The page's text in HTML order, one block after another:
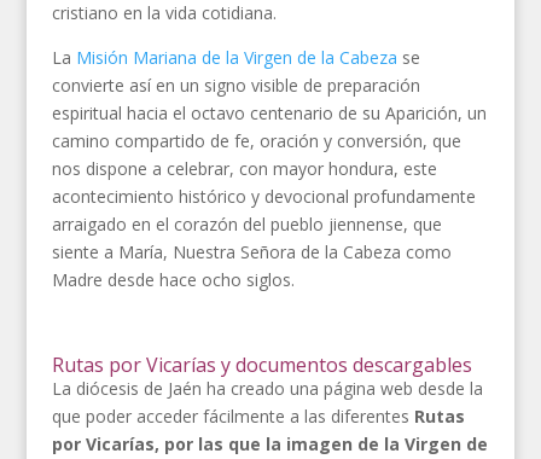
cristiano en la vida cotidiana.
La Misión Mariana de la Virgen de la Cabeza se
convierte así en un signo visible de preparación
espiritual hacia el octavo centenario de su Aparición, un
camino compartido de fe, oración y conversión, que
nos dispone a celebrar, con mayor hondura, este
acontecimiento histórico y devocional profundamente
arraigado en el corazón del pueblo jiennense, que
siente a María, Nuestra Señora de la Cabeza como
Madre desde hace ocho siglos.
Rutas por Vicarías y documentos descargables
La diócesis de Jaén ha creado una página web desde la
que poder acceder fácilmente a las diferentes Rutas
por Vicarías, por las que la imagen de la Virgen de